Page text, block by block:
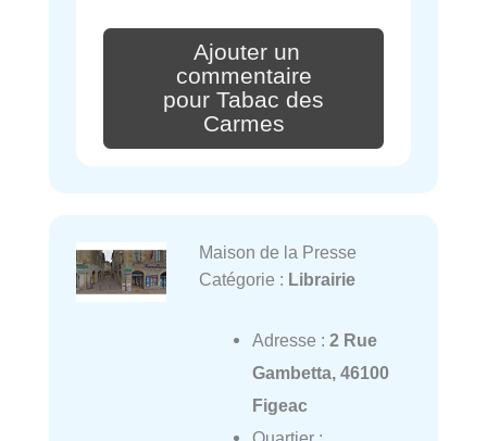
Ajouter un
commentaire
pour Tabac des
Carmes
Maison de la Presse
Catégorie : Librairie
Adresse : 2 Rue
Gambetta, 46100
Figeac